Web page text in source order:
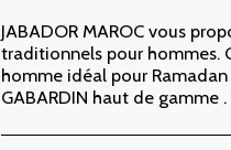
JABADOR MAROC vous
traditionnels pour hommes.
homme idéal pour
GABARDIN haut de gamme .